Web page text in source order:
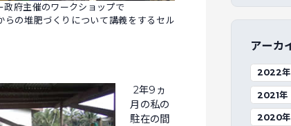
政府主催のワークショップで
らの堆肥づくりについて講義をするセル
2年9ヵ
月の私の
駐在の間
アーカ
2022年
2021年
2020年